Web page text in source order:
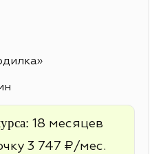
18 месяцев
3 747 ₽/мес.